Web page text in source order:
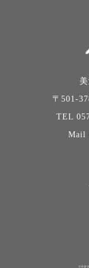
〒501-
TEL
Mail